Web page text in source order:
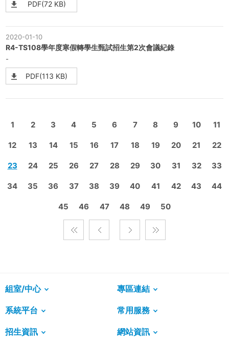
PDF(72 KB)
2020-01-10
R4-TS108學年度寒假轉學生甄試招生第2次會議紀錄
-
PDF(113 KB)
1 2 3 4 5 6 7 8 9 10 11
12 13 14 15 16 17 18 19 20 21 22
23 24 25 26 27 28 29 30 31 32 33
34 35 36 37 38 39 40 41 42 43 44
45 46 47 48 49 50
組室/中心 專區連結
系統平台 常用服務
招生資訊 網站資訊